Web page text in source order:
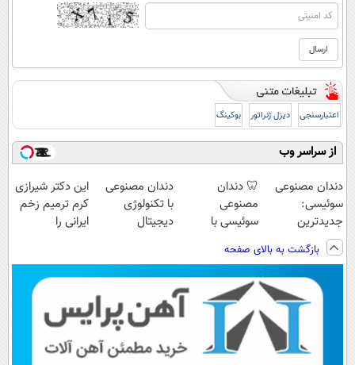
اعتبارسنجی دیزل ژنراتور بوکینگ
از سراسر وب
دندان مصنوعی
سوئیسی:
جدیدترین
فناوری اروپا،
سبک و مقاوم |
پرداخت قسطی
🦷 دندان
مصنوعی
سوئیسی با
دیجیتال |
پرداخت در 4
قسط |📍 تهران
دندان مصنوعی
با تکنولوژی
دیجیتال
این دکتر شیرازی
کرم ترمیم زخم
ایرانی را
بازگشت به بالای صفحه